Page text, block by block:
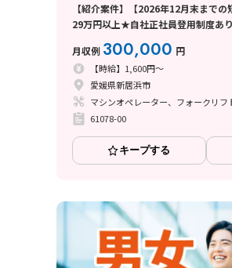
【紹介案件】【2026年12月末まで
29万円以上★自社正社員登用制度あ
月収例 300,000 円
【時給】1,600円～
愛媛県新居浜市
マシンオペレーター、フォークリフ
61078-00
キープする